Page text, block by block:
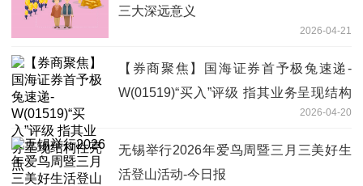
三大深远意义
2026-04-21
【券商聚焦】国海证券首予极兔速递-
W(01519)“买入”评级 指其业务呈现结构
2026-04-20
无锡举行2026年爱鸟周暨三月三美好生
活登山活动-今日报